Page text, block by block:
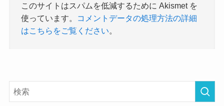
このサイトはスパムを低減するために Akismet を
使っています。
コメントデータの処理方法の詳細
はこちらをご覧ください